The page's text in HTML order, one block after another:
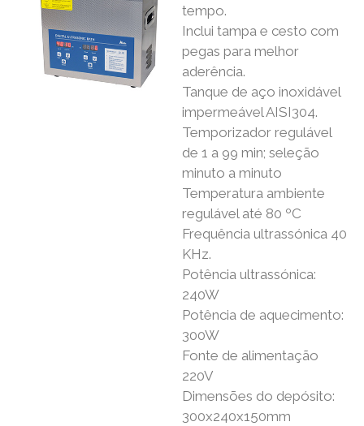
tempo.
Inclui tampa e cesto com
pegas para melhor
aderência.
Tanque de aço inoxidável
impermeável AISI304.
Temporizador regulável
de 1 a 99 min; seleção
minuto a minuto
Temperatura ambiente
regulável até 80 ºC
Frequência ultrassónica 40
KHz.
Potência ultrassónica:
240W
Potência de aquecimento:
300W
Fonte de alimentação
220V
Dimensões do depósito:
300x240x150mm